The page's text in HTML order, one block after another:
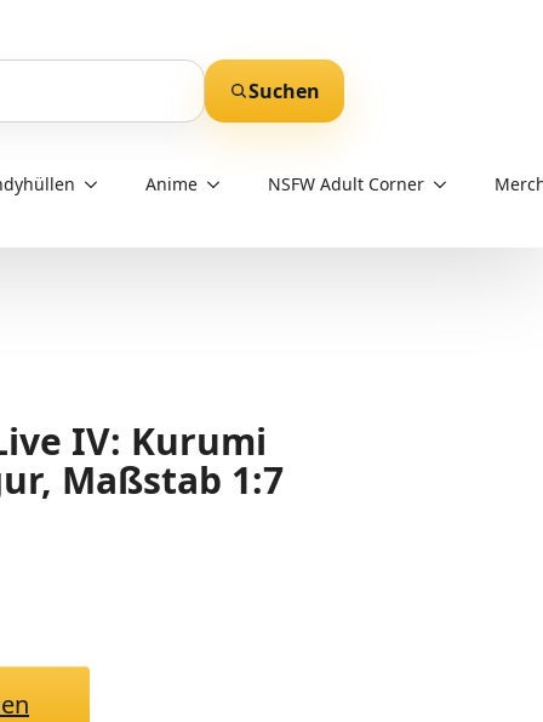
Suchen
Anime NSFW Adult Corner
IV: Kurumi
Maßstab 1:7